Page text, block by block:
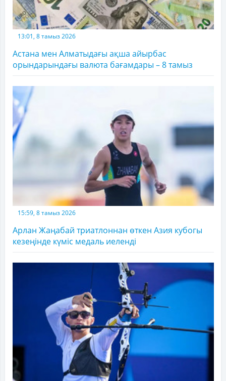
13:01, 8 тамыз 2026
Астана мен Алматыдағы ақша айырбас
орындарындағы валюта бағамдары – 8 тамыз
15:59, 8 тамыз 2026
Арлан Жаңабай триатлоннан өткен Азия кубогы
кезеңінде күміс медаль иеленді